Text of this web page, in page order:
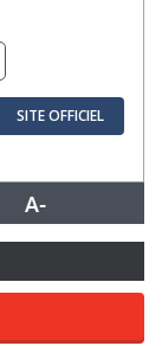
SITE OFFICIEL